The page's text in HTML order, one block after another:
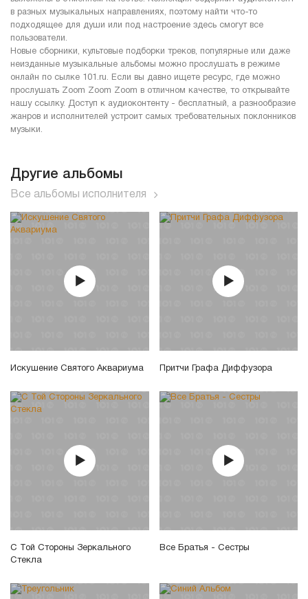
в разных музыкальных направлениях, поэтому найти что-то
подходящее для души или под настроение здесь смогут все
пользователи.
Новые сборники, культовые подборки треков, популярные или даже
неизданные музыкальные альбомы можно прослушать в режиме
онлайн по сылке 101.ru. Если вы давно ищете ресурс, где можно
прослушать Zoom Zoom Zoom в отличном качестве, то открывайте
нашу ссылку. Доступ к аудиоконтенту - бесплатный, а разнообразие
жанров и исполнителей устроит самых требовательных поклонников
музыки.
Другие альбомы
Все альбомы исполнителя
Искушение Святого Аквариума Притчи Графа Диффузора
С Той Стороны Зеркального
Стекла
Все Братья - Сестры